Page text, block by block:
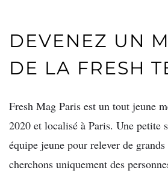
DEVENEZ UN
DE LA FRESH
Fresh Mag Paris est un tout jeune
2020 et localisé à Paris. Une petite
équipe jeune pour relever de
cherchons uniquement des